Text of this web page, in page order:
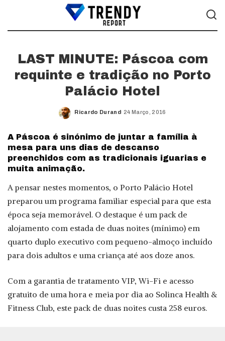
LAST MINUTE: Páscoa com
requinte e tradição no Porto
Palácio Hotel
Posted
Ricardo Durand 24 Março, 2016
A Páscoa é sinónimo de juntar a família à
mesa para uns dias de descanso
preenchidos com as tradicionais iguarias e
muita animação.
A pensar nestes momentos, o Porto Palácio Hotel
preparou um programa familiar especial para que esta
época seja memorável. O destaque é um pack de
alojamento com estada de duas noites (mínimo) em
quarto duplo executivo com pequeno-almoço incluído
para dois adultos e uma criança até aos doze anos.
Com a garantia de tratamento VIP, Wi-Fi e acesso
gratuito de uma hora e meia por dia ao Solinca Health &
Fitness Club, este pack de duas noites custa 258 euros.